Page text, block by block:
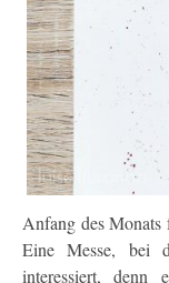
Anfang des
Eine Messe, bei
interessiert,